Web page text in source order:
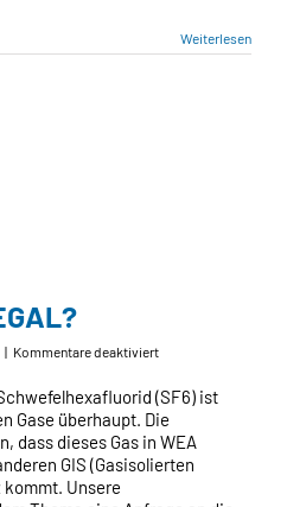
Weiterlesen
| Kommentare deaktiviertfür
EGAL?
(SF6) ist
Gase überhaupt. Die
dass dieses Gas in WEA
GIS (Gasisolierten
Unsere